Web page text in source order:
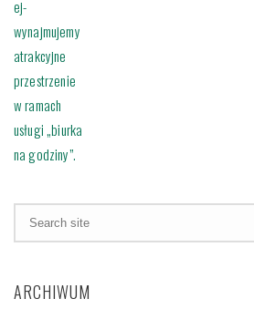
ARCHIWUM